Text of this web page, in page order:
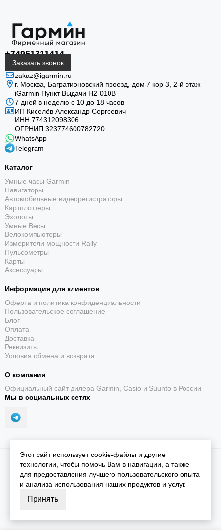
+74951311414
Заказать звонок
zakaz@igarmin.ru
г. Москва, Багратионовский проезд, дом 7 кор 3, 2-й этаж
iGarmin Пункт Выдачи Н2-010В
7 дней в неделю с 10 до 18 часов
ИП Киселёв Александр Сергеевич
ИНН 774312098306
ОГРНИП 323774600782720
WhatsApp
Telegram
Каталог
Умные часы Garmin
Навигаторы
Автомобильные видеорегистраторы
Картплоттеры
Эхолоты
Умные Весы
Велокомпьютеры
Измерители мощности Rally
Пульсометры
Карты
Аксессуары
Информация для клиентов
Оферта и политика конфиденциальности
Пользовательское соглашение
Блог
Оплата
Доставка
Реквизиты
Условия обмена и возврата
О компании
Официальный сайт дилера Garmin, Casio и Suunto в России
Мы в социальных сетях
2026 © iGarmin.Карта сайта
Этот сайт использует cookie-файлы и другие
технологии, чтобы помочь Вам в навигации, а также
для предоставления лучшего пользовательского опыта
и анализа использования наших продуктов и услуг.
Принять